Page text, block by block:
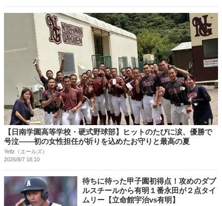
【日南学園高等学校・硬式野球部】ヒットのたびに涙、優勝で
号泣――初の女性担任が祈りを込めたお守りと最高の夏
Yellz（エールズ）
2026/8/7 18:10
待ちに待った甲子園初得点！攻めのダブ
ルスチールから有明１番永田が２点タイ
ムリー【立命館宇治vs有明】